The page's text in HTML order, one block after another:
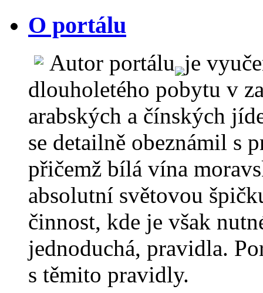
O portálu
Autor portálu je
dlouholetého pobytu v
arabských a čínských
se detailně obeznámil s
přičemž bílá vína
absolutní světovou
činnost, kde je však
jednoduchá, pravidla.
s těmito pravidly.